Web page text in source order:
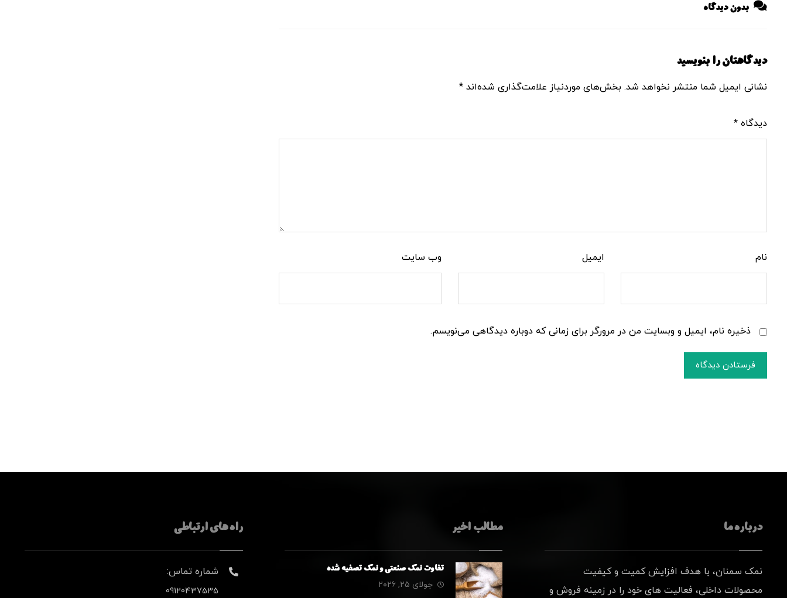
بدون دیدگاه
دیدگاهتان را بنویسید
نشانی ایمیل شما منتشر نخواهد شد. بخش‌های موردنیاز علامت‌گذاری شده‌اند *
دیدگاه *
نام ایمیل وب‌ سایت
ذخیره نام، ایمیل و وبسایت من در مرورگر برای زمانی که دوباره دیدگاهی می‌نویسم.
فرستادن دیدگاه
درباره ما
نمک سمنان، با هدف افزایش کمیت و کیفیت
محصولات داخلی، فعالیت های خود را در زمینه فروش و
مطالب اخیر
تفاوت نمک صنعتی و نمک تصفیه شده
جولای ۲۵, ۲۰۲۶
راه های ارتباطی
شماره تماس:
09120437535